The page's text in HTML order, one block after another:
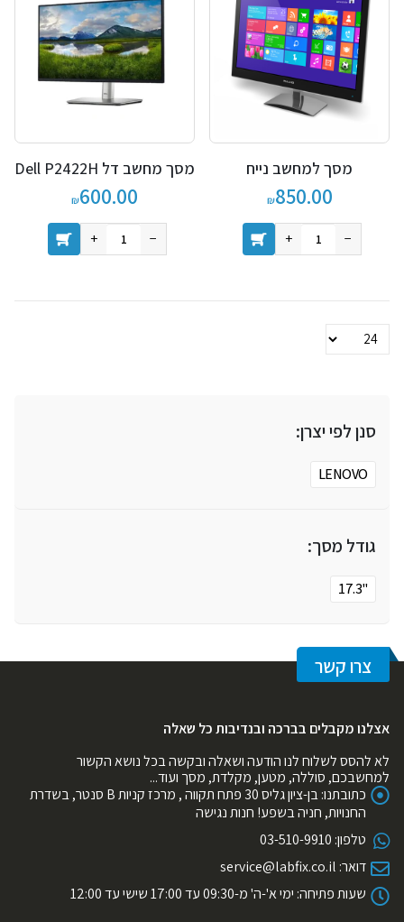
מסך למחשב נייח
₪850.00
−
+
מסך מחשב דל Dell P2422H
₪600.00
−
+
סנן לפי יצרן:
LENOVO
גודל מסך:
"17.3
צרו קשר
אצלנו מקבלים בברכה ובנדיבות כל שאלה
לא להסס לשלוח לנו הודעה ושאלה ובקשה בכל נושא הקשור
למחשבכם, סוללה, מטען, מקלדת, מסך ועוד...
כתובתנו:
בן-ציון גליס 30 פתח תקווה , מרכז קניות B סנטר, בשדרת
החנויות, חניה בשפע! חנות נגישה
טלפון: 03-510-9910
דואר: service@labfix.co.il
שעות פתיחה: ימי א'-ה' מ-09:30 עד 17:00 שישי עד 12:00